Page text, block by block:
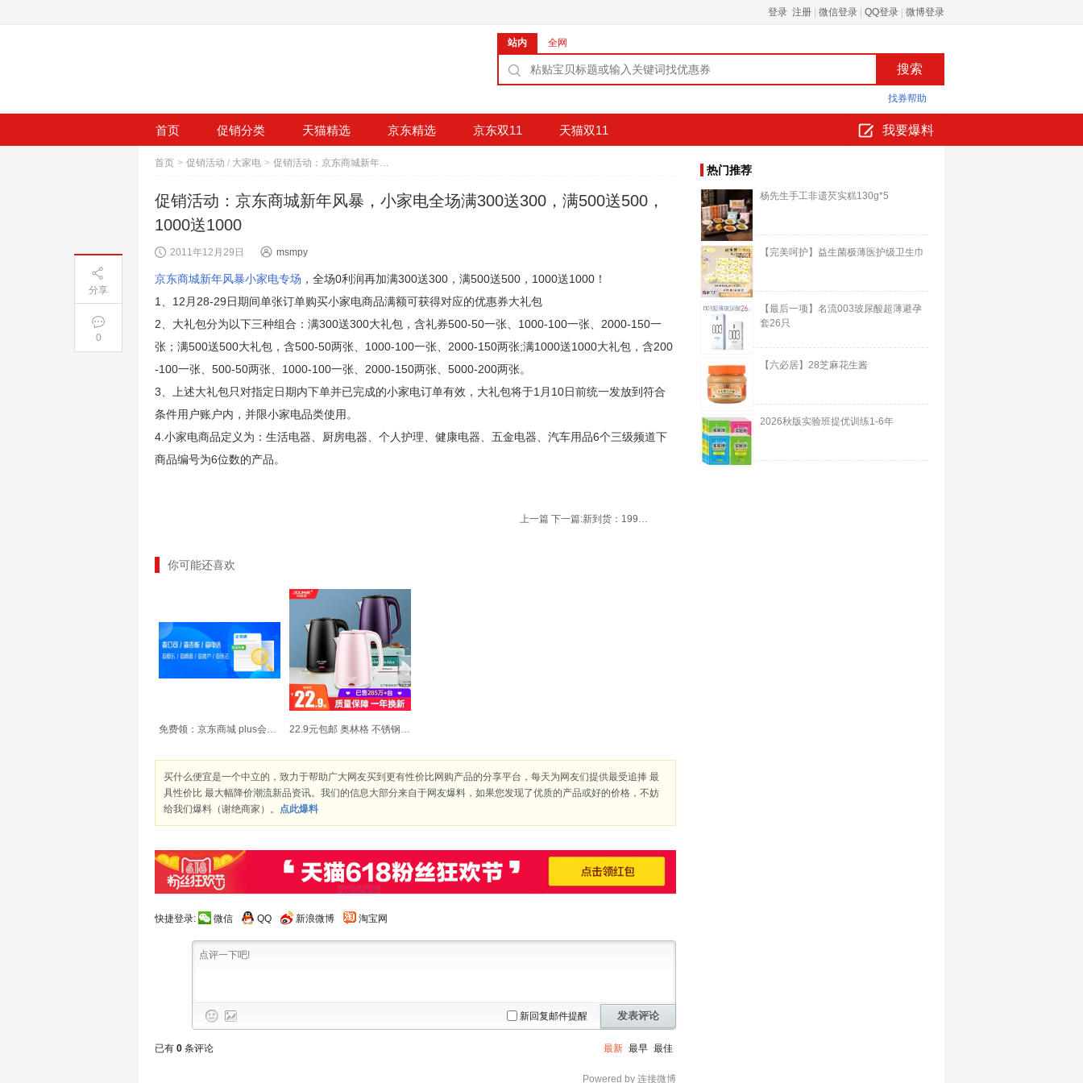
登录 注册 微信登录 QQ登录 微博登录
站内 全网
找券帮助
首页 促销分类 天猫精选 京东精选 京东双11 天猫双11 我要爆料
首页 > 促销活动 / 大家电 > 促销活动：京东商城新年风暴，小家电全场满300送300，满500送500，1000送1000
促销活动：京东商城新年风暴，小家电全场满300送300，满500送500，
1000送1000
2011年12月29日 msmpy
京东商城新年风暴小家电专场 ，全场0利润再加满300送300，满500送500，1000送1000！
1、12月28-29日期间单张订单购买小家电商品满额可获得对应的优惠券大礼包
2、大礼包分为以下三种组合：满300送300大礼包，含礼券500-50一张、1000-100一张、2000-150一
张；满500送500大礼包，含500-50两张、1000-100一张、2000-150两张;满1000送1000大礼包，含200
-100一张、500-50两张、1000-100一张、2000-150两张、5000-200两张。
3、上述大礼包只对指定日期内下单并已完成的小家电订单有效，大礼包将于1月10日前统一发放到符合
条件用户账户内，并限小家电品类使用。
4.小家电商品定义为：生活电器、厨房电器、个人护理、健康电器、五金电器、汽车用品6个三级频道下
商品编号为6位数的产品。
上一篇 下一篇: 新到货：199元包邮 Microlab 麦博 B73老款 经典2.0多媒体书架音箱
你可能还喜欢
免费领：京东商城 plus会员 领企信通小程序VIP年卡 22.9元包邮 奥林格 不锈钢电热水壶1.8升
买什么便宜是一个中立的，致力于帮助广大网友买到更有性价比网购产品的分享平台，每天为网友们提供最受追捧 最
具性价比 最大幅降价潮流新品资讯。我们的信息大部分来自于网友爆料，如果您发现了优质的产品或好的价格，不妨
给我们爆料（谢绝商家）。 点此爆料
快捷登录: 微信 QQ 新浪微博 淘宝网
新回复邮件提醒 发表评论
已有 0 条评论 最新 最早 最佳
Powered by 连接微博
热门推荐
杨先生手工非遗芡实糕130g*5
【完美呵护】益生菌极薄医护级卫生巾
【最后一项】名流003玻尿酸超薄避孕
套26只
【六必居】28芝麻花生酱
2026秋版实验班提优训练1-6年
分享
0